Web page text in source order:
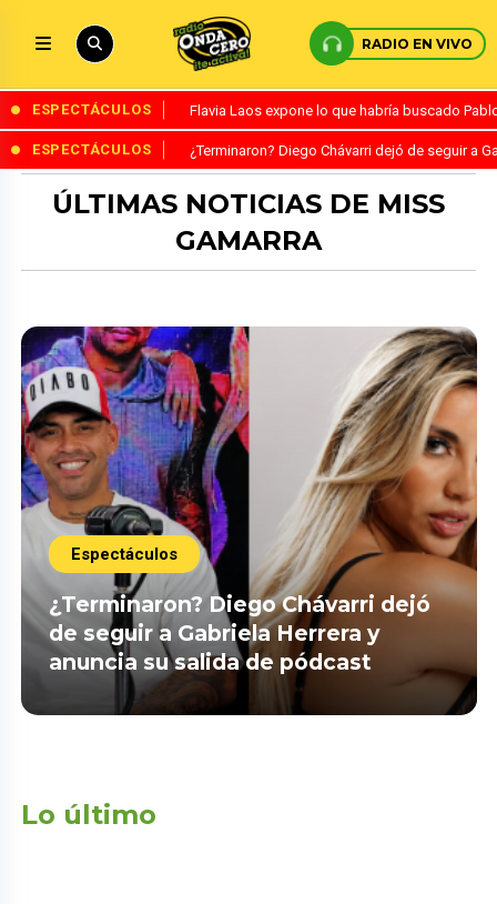
RADIO EN VIVO
ESPECTÁCULOS Flavia Laos expone lo que habría buscado
ESPECTÁCULOS ¿Terminaron? Diego Chávarri dejó de seguir a
ÚLTIMAS NOTICIAS DE MISS
GAMARRA
Espectáculos
¿Terminaron? Diego Chávarri dejó
de seguir a Gabriela Herrera y
anuncia su salida de pódcast
Lo último